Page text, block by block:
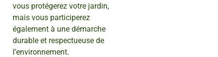
vous protégerez votre jardin,
mais vous participerez
également à une démarche
durable et respectueuse de
l’environnement.